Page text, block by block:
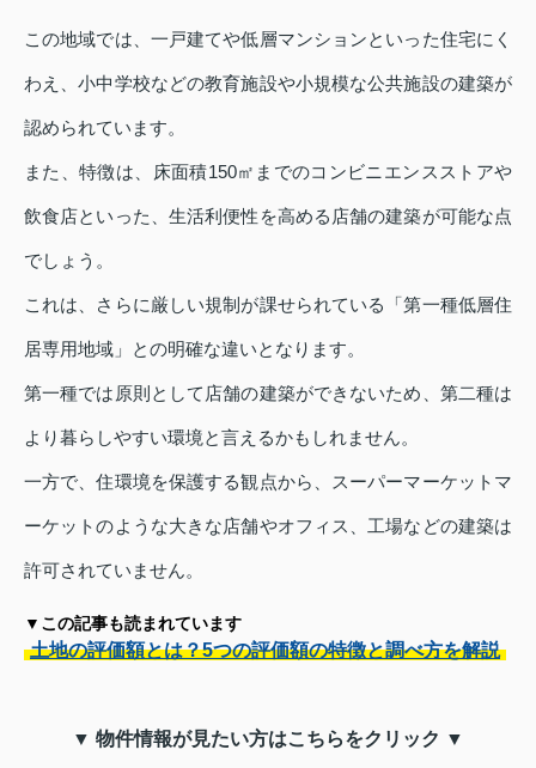
この地域では、一戸建てや低層マンションといった住宅にく
わえ、小中学校などの教育施設や小規模な公共施設の建築が
認められています。
また、特徴は、床面積150㎡までのコンビニエンスストアや
飲食店といった、生活利便性を高める店舗の建築が可能な点
でしょう。
これは、さらに厳しい規制が課せられている「第一種低層住
居専用地域」との明確な違いとなります。
第一種では原則として店舗の建築ができないため、第二種は
より暮らしやすい環境と言えるかもしれません。
一方で、住環境を保護する観点から、スーパーマーケットマ
ーケットのような大きな店舗やオフィス、工場などの建築は
許可されていません。
▼この記事も読まれています
土地の評価額とは？5つの評価額の特徴と調べ方を解説
▼ 物件情報が見たい方はこちらをクリック ▼